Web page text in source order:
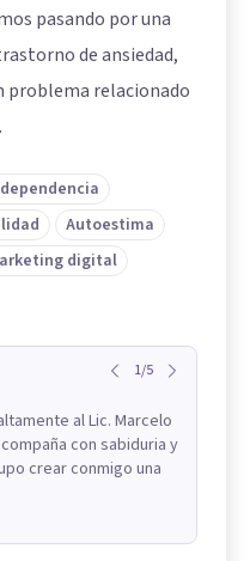
pasando por una
de ansiedad,
problema relacionado
Autoestima
digital
1/5
al Lic. Marcelo
con sabiduria y
crear conmigo una